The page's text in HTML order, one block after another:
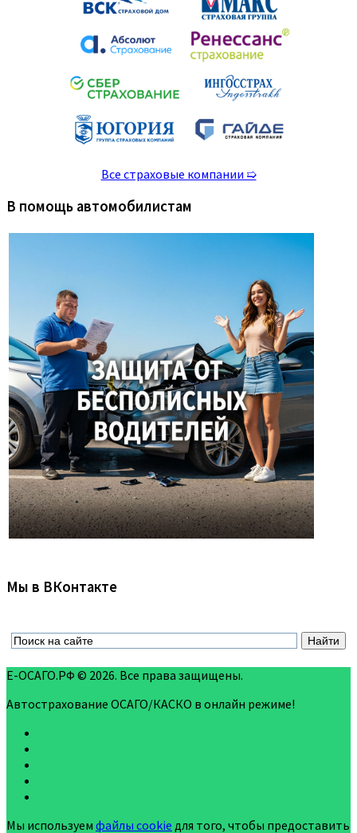
Все страховые компании ➯
В помощь автомобилистам
Мы в ВКонтакте
Е-ОСАГО.РФ © 2026. Все права защищены.
Автострахование ОСАГО/КАСКО в онлайн режиме!
Мы используем файлы cookie для того, чтобы предоставить